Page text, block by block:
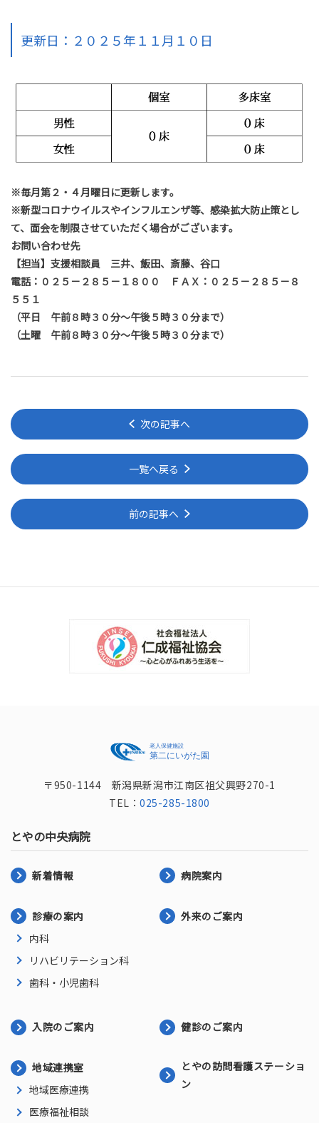
更新日：２０２５年１１月１０日
※毎月第２・４月曜日に更新します。
※新型コロナウイルスやインフルエンザ等、感染拡大防止策とし
て、面会を制限させていただく場合がございます。
お問い合わせ先
【担当】支援相談員 三井、飯田、斎藤、谷口
電話：０２５－２８５－１８００ ＦＡＸ：０２５－２８５－８
５５１
（平日 午前８時３０分～午後５時３０分まで）
（土曜 午前８時３０分～午後５時３０分まで）
次の記事へ
一覧へ戻る
前の記事へ
〒950-1144 新潟県新潟市江南区祖父興野270-1
TEL：025-285-1800
とやの中央病院
新着情報 病院案内
診療の案内
内科
リハビリテーション科
歯科・小児歯科
外来のご案内
入院のご案内 健診のご案内
地域連携室
地域医療連携
医療福祉相談
とやの訪問看護ステーショ
ン